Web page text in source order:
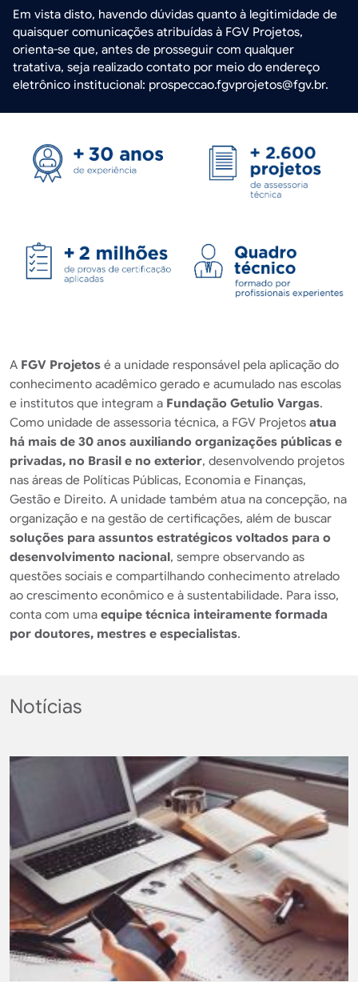
Em vista disto, havendo dúvidas quanto à legitimidade de
quaisquer comunicações atribuídas à FGV Projetos,
orienta-se que, antes de prosseguir com qualquer
tratativa, seja realizado contato por meio do endereço
eletrônico institucional: prospeccao.fgvprojetos@fgv.br.
A FGV Projetos é a unidade responsável pela aplicação do
conhecimento acadêmico gerado e acumulado nas escolas
e institutos que integram a Fundação Getulio Vargas.
Como unidade de assessoria técnica, a FGV Projetos atua
há mais de 30 anos auxiliando organizações públicas e
privadas, no Brasil e no exterior, desenvolvendo projetos
nas áreas de Políticas Públicas, Economia e Finanças,
Gestão e Direito. A unidade também atua na concepção, na
organização e na gestão de certificações, além de buscar
soluções para assuntos estratégicos voltados para o
desenvolvimento nacional, sempre observando as
questões sociais e compartilhando conhecimento atrelado
ao crescimento econômico e à sustentabilidade. Para isso,
conta com uma equipe técnica inteiramente formada
por doutores, mestres e especialistas.
Notícias